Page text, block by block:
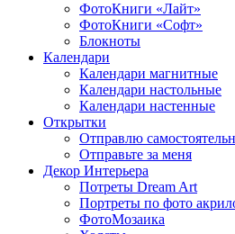
ФотоКниги «Лайт»
ФотоКниги «Софт»
Блокноты
Календари
Календари магнитные
Календари настольные
Календари настенные
Открытки
Отправлю
Отправьте за меня
Декор Интерьера
Потреты Dream Art
Портреты по фото
ФотоМозаика